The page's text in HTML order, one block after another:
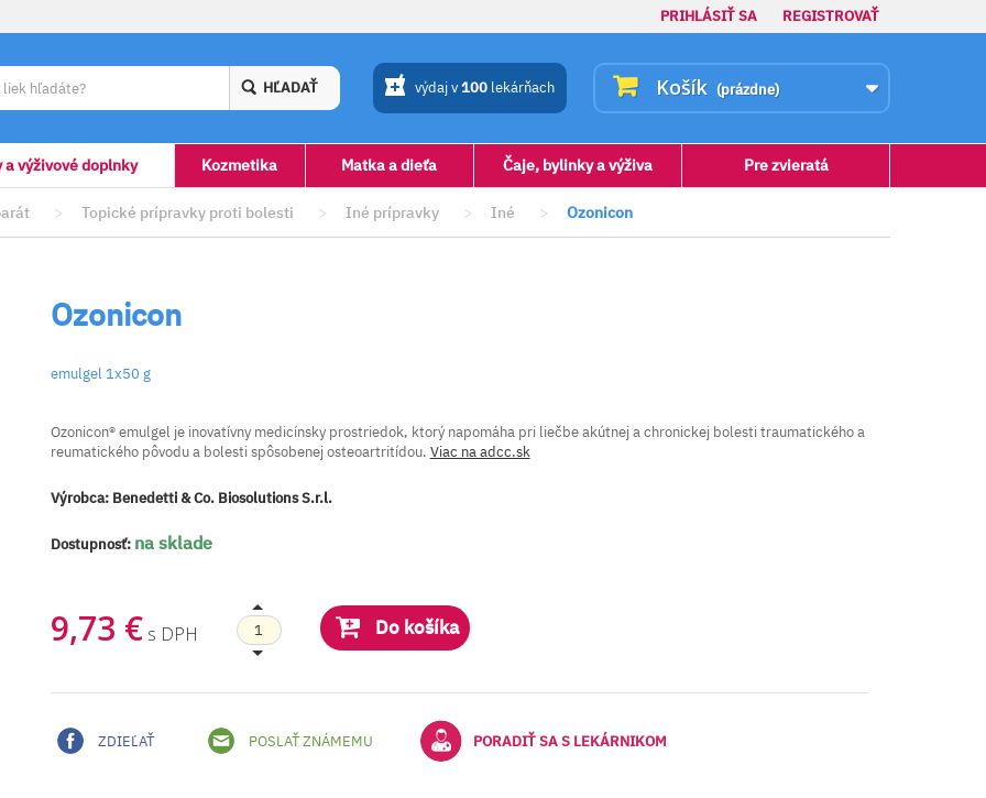
PRIHLÁSIŤ SA REGISTROVAŤ
Košík (prázdne)
HĽADAŤ výdaj v100 lekárňach
a výživové doplnky Kozmetika Matka a dieťa Čaje, bylinky a výživa Pre zvieratá
> Topické prípravky proti bolesti > Iné prípravky > Iné > Ozonicon
Ozonicon
emulgel 1x50 g
Ozonicon® emulgel je inovatívny medicínsky prostriedok, ktorý napomáha pri liečbe akútnej a chronickej bolesti traumatického a
reumatického pôvodu a bolesti spôsobenej osteoartritídou. Viac na adcc.sk
Výrobca: Benedetti & Co. Biosolutions S.r.l.
Dostupnosť: na sklade
9,73 € s DPH Do košíka
ZDIEĽAŤ POSLAŤ ZNÁMEMU PORADIŤ SA S LEKÁRNIKOM